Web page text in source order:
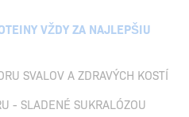
VŽDY ZA NAJLEPŠIU
SVALOV A ZDRAVÝCH KOSTÍ
- SLADENÉ SUKRALÓZOU